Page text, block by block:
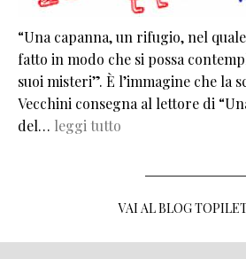
“Una capanna, un rifugio, nel
fatto in modo che si possa
suoi misteri”. È l’immagine che la
Vecchini consegna al lettore di
del… leggi tutto
VAI AL BLOG